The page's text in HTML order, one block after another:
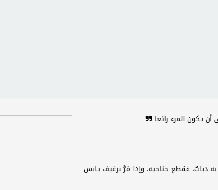
يكون المرء رائعا
ذبابٌ، فقطع جناحيه، وإذا مَرَّ برغيف يابس